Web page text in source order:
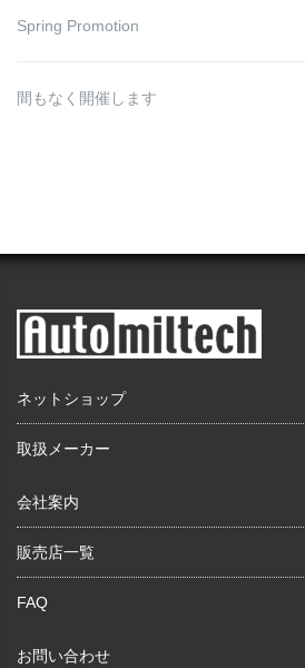
Spring Promotion
間もなく開催します
ネットショップ
取扱メーカー
会社案内
販売店一覧
FAQ
お問い合わせ